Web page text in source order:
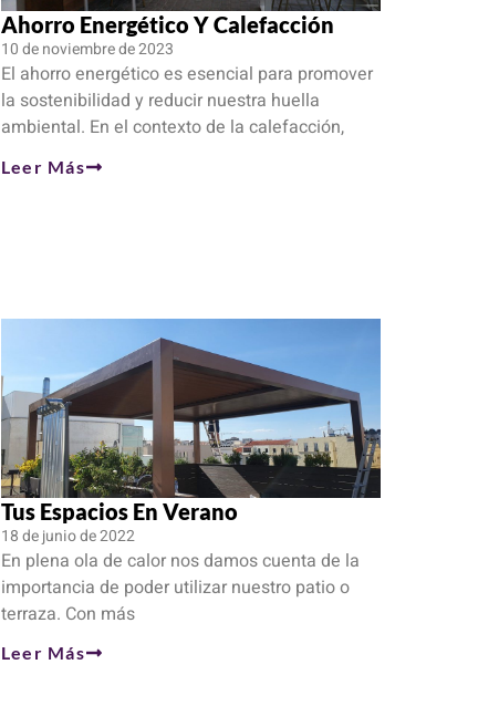
Ahorro Energético Y Calefacción
10 de noviembre de 2023
El ahorro energético es esencial para promover
la sostenibilidad y reducir nuestra huella
ambiental. En el contexto de la calefacción,
Leer Más
Tus Espacios En Verano
18 de junio de 2022
En plena ola de calor nos damos cuenta de la
importancia de poder utilizar nuestro patio o
terraza. Con más
Leer Más